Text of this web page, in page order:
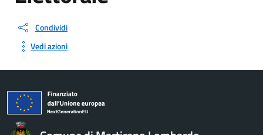
Condividi
Vedi azioni